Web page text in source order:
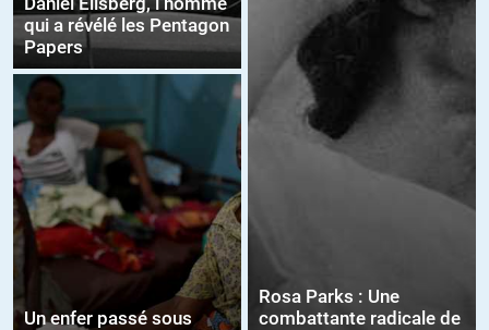
qui a révélé les Pentagon
Papers
Un enfer passé sous
Rosa Parks : Une
combattante radicale de